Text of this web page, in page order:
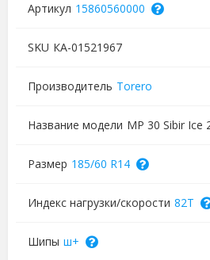
Артикул 15860560000
SKU КА-01521967
Производитель Torero
Название модели MP 30 Sibir Ice
Размер 185/60 R14
Индекс нагрузки/скорости 82T
Шипы ш+